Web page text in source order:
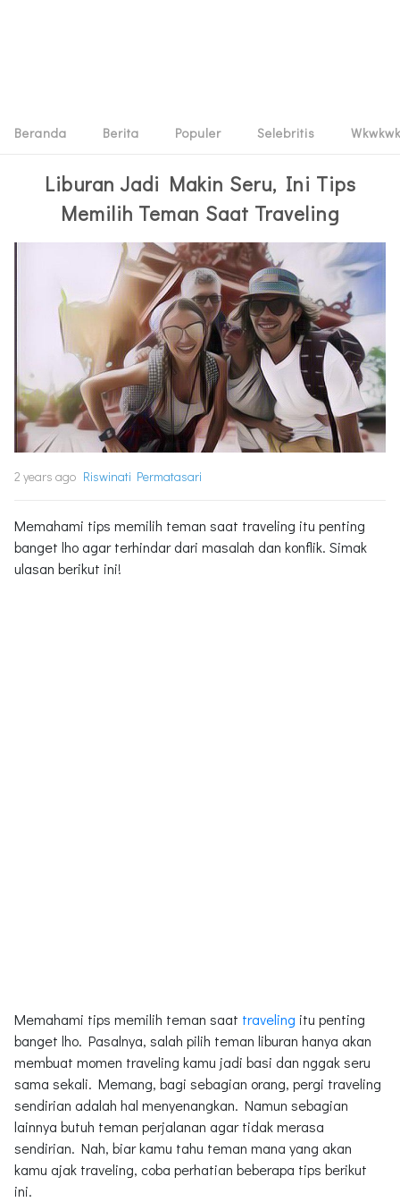
Beranda Berita Populer Selebritis Wkwkwk
Liburan Jadi Makin Seru, Ini Tips
Memilih Teman Saat Traveling
2 years ago Riswinati Permatasari
Memahami tips memilih teman saat traveling itu penting
banget lho agar terhindar dari masalah dan konflik. Simak
ulasan berikut ini!
Memahami tips memilih teman saat traveling itu penting
banget lho. Pasalnya, salah pilih teman liburan hanya akan
membuat momen traveling kamu jadi basi dan nggak seru
sama sekali. Memang, bagi sebagian orang, pergi traveling
sendirian adalah hal menyenangkan. Namun sebagian
lainnya butuh teman perjalanan agar tidak merasa
sendirian. Nah, biar kamu tahu teman mana yang akan
kamu ajak traveling, coba perhatian beberapa tips berikut
ini.